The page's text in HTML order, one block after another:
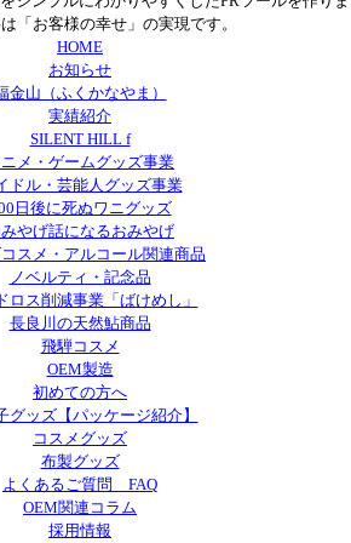
「お客様の幸せ」の実現です。
HOME
お知らせ
金山（ふくかなやま）
実績紹介
SILENT HILL f
メ・ゲームグッズ事業
ドル・芸能人グッズ事業
日後に死ぬワニグッズ
やげ話になるおみやげ
スメ・アルコール関連商品
ノベルティ・記念品
ロス削減事業「ばけめし」
長良川の天然鮎商品
飛騨コスメ
OEM製造
初めての方へ
グッズ【パッケージ紹介】
コスメグッズ
布製グッズ
よくあるご質問 FAQ
OEM関連コラム
採用情報